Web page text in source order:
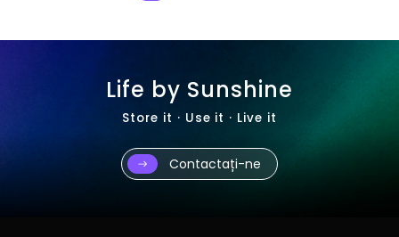
Life by Sunshine
Store it · Use it · Live it
Contactați-ne